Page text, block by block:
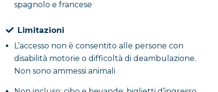
spagnolo e francese
Limitazioni
L’accesso non è consentito alle persone con
disabilità motorie o difficoltà di deambulazione.
Non sono ammessi animali